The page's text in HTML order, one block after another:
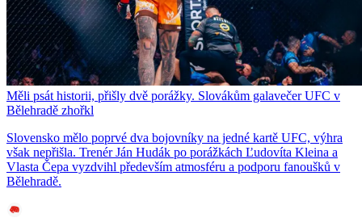
Měli psát historii, přišly dvě porážky. Slovákům galavečer UFC v
Bělehradě zhořkl
Slovensko mělo poprvé dva bojovníky na jedné kartě UFC, výhra
však nepřišla. Trenér Ján Hudák po porážkách Ľudovíta Kleina a
Vlasta Čepa vyzdvihl především atmosféru a podporu fanoušků v
Bělehradě.